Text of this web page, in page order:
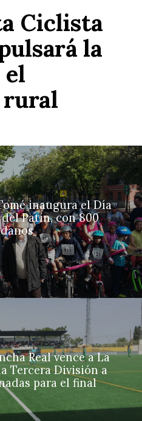
Ciclista
la
el
rural
inaugura el Día
Patín, con 800
Real vence a La
Tercera División a
para el final